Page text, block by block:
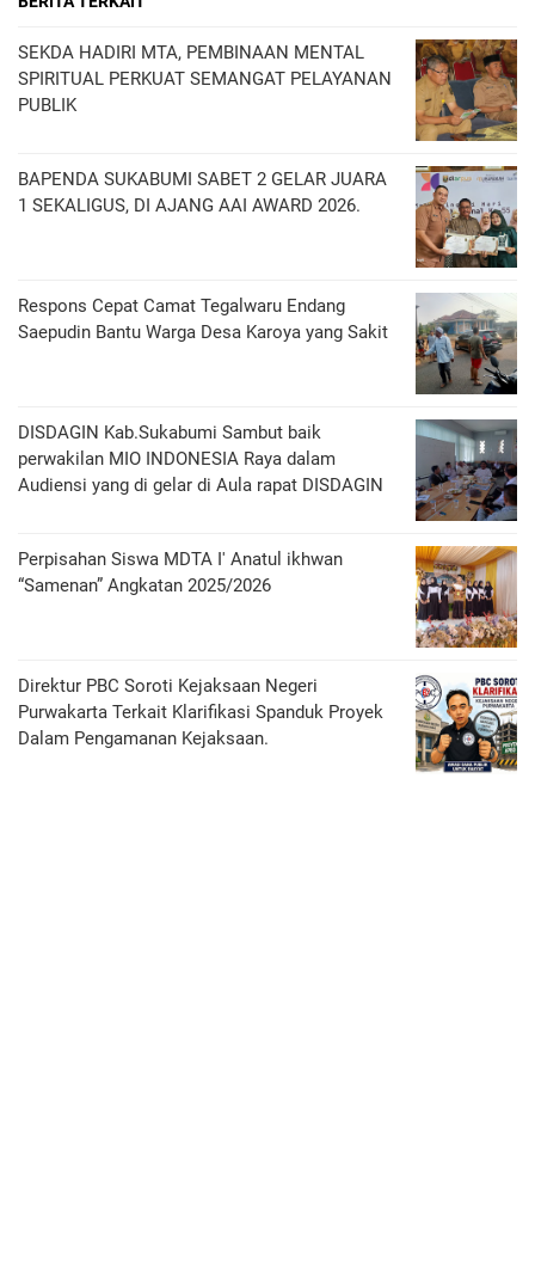
SEKDA HADIRI MTA, PEMBINAAN MENTAL
SPIRITUAL PERKUAT SEMANGAT PELAYANAN
PUBLIK
BAPENDA SUKABUMI SABET 2 GELAR JUARA
1 SEKALIGUS, DI AJANG AAI AWARD 2026.
Respons Cepat Camat Tegalwaru Endang
Saepudin Bantu Warga Desa Karoya yang Sakit
DISDAGIN Kab.Sukabumi Sambut baik
perwakilan MIO INDONESIA Raya dalam
Audiensi yang di gelar di Aula rapat DISDAGIN
Perpisahan Siswa MDTA I' Anatul ikhwan
“Samenan” Angkatan 2025/2026
Direktur PBC Soroti Kejaksaan Negeri
Purwakarta Terkait Klarifikasi Spanduk Proyek
Dalam Pengamanan Kejaksaan.